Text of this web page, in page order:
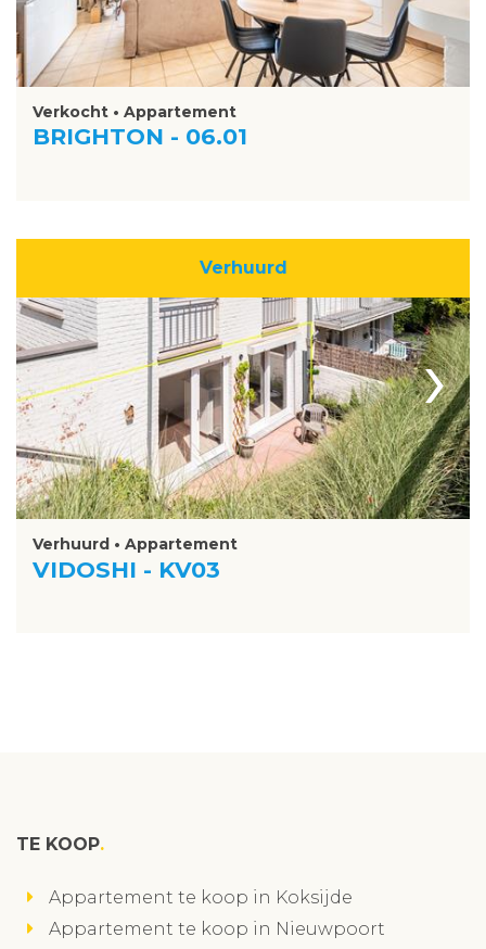
Verkocht • Appartement
BRIGHTON - 06.01
Verhuurd
›
Verhuurd • Appartement
VIDOSHI - KV03
TE KOOP
Appartement te koop in Koksijde
Appartement te koop in Nieuwpoort